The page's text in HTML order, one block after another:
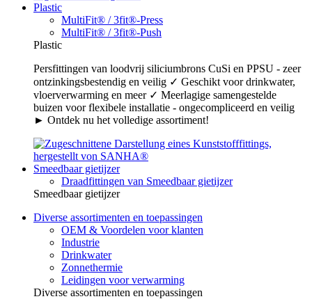
Plastic
MultiFit® / 3fit®-Press
MultiFit® / 3fit®-Push
Plastic
Persfittingen van loodvrij siliciumbrons CuSi en PPSU - zeer
ontzinkingsbestendig en veilig ✓ Geschikt voor drinkwater,
vloerverwarming en meer ✓ Meerlagige samengestelde
buizen voor flexibele installatie - ongecompliceerd en veilig
► Ontdek nu het volledige assortiment!
Smeedbaar gietijzer
Draadfittingen van Smeedbaar gietijzer
Smeedbaar gietijzer
Diverse assortimenten en toepassingen
OEM & Voordelen voor klanten
Industrie
Drinkwater
Zonnethermie
Leidingen voor verwarming
Diverse assortimenten en toepassingen